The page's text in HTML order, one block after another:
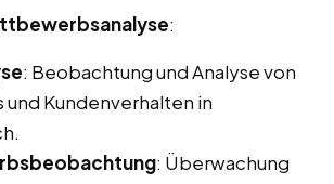
:
: Beobachtung und Analyse von
und Kundenverhalten in
: Überwachung